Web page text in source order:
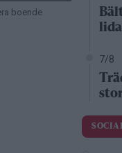
boende
7/8